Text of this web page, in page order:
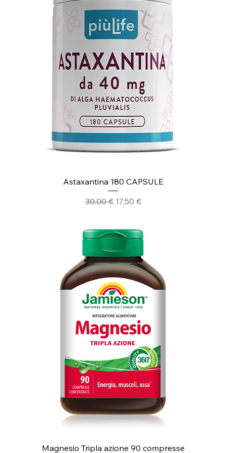
Astaxantina 180 CAPSULE
Prezzo regolare
30,00 € Prezzo scontato
17,50 €
Magnesio Tripla azione 90 compresse